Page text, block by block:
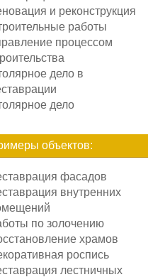
и реконструкция
работы
процессом
дело в
дело
объектов:
фасадов
внутренних
по золочению
храмов
роспись
лестничных